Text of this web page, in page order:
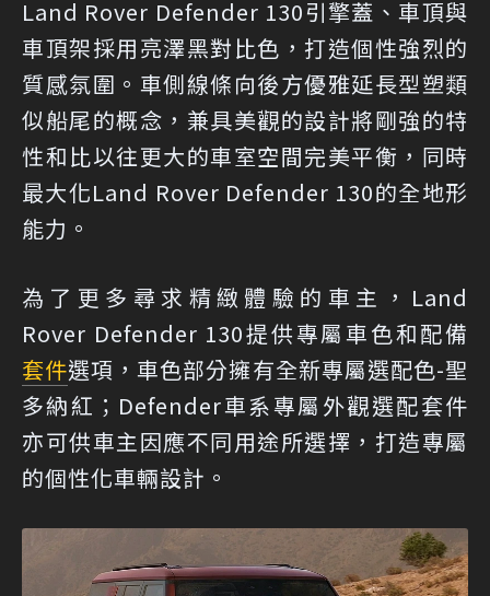
Land Rover Defender 130引擎蓋、車頂與
車頂架採用亮澤黑對比色，打造個性強烈的
質感氛圍。車側線條向後方優雅延長型塑類
似船尾的概念，兼具美觀的設計將剛強的特
性和比以往更大的車室空間完美平衡，同時
最大化Land Rover Defender 130的全地形
能力。
為了更多尋求精緻體驗的車主，Land
Rover Defender 130提供專屬車色和配備
套件選項，車色部分擁有全新專屬選配色-聖
多納紅；Defender車系專屬外觀選配套件
亦可供車主因應不同用途所選擇，打造專屬
的個性化車輛設計。